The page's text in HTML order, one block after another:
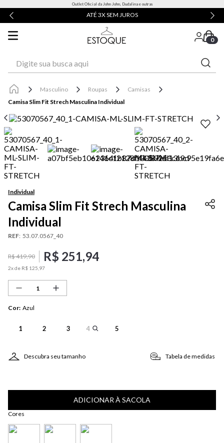
Outlet Oficial da John John, Dudalina e outras
ATÉ 3X SEM JUROS
0
Masculino Roupas
Camisas
Camisa Slim Fit Strech Masculina Individual
Individual
Camisa Slim Fit Strech Masculina
Individual
REF: 53.07.0567_40
R$419,90 R$ 251,94
2x de R$ 125 97
Cor: Azul
1 2 3 4 5
Descubra seu tamanho Tabela de medidas
ADICIONAR À SACOLA
Cores